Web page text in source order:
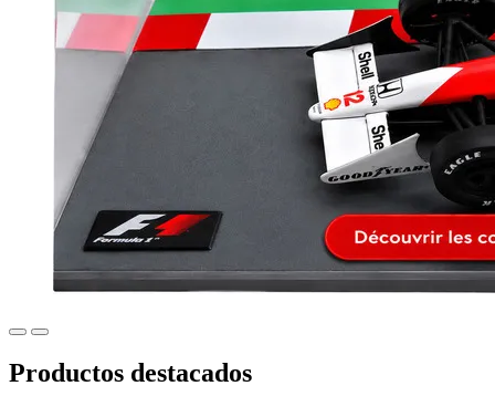
Productos destacados